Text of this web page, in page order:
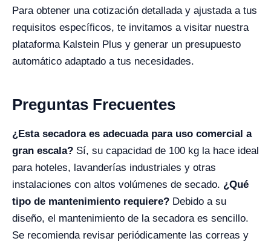
Para obtener una cotización detallada y ajustada a tus
requisitos específicos, te invitamos a visitar nuestra
plataforma Kalstein Plus y generar un presupuesto
automático adaptado a tus necesidades.
Preguntas Frecuentes
¿Esta secadora es adecuada para uso comercial a
gran escala? Sí, su capacidad de 100 kg la hace ideal
para hoteles, lavanderías industriales y otras
instalaciones con altos volúmenes de secado. ¿Qué
tipo de mantenimiento requiere? Debido a su
diseño, el mantenimiento de la secadora es sencillo.
Se recomienda revisar periódicamente las correas y